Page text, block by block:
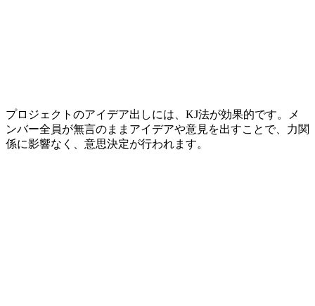
プロジェクトのアイデア出しには、KJ法が効果的です。メ
ンバー全員が無言のままアイデアや意見を出すことで、力関
係に影響なく、意思決定が行われます。